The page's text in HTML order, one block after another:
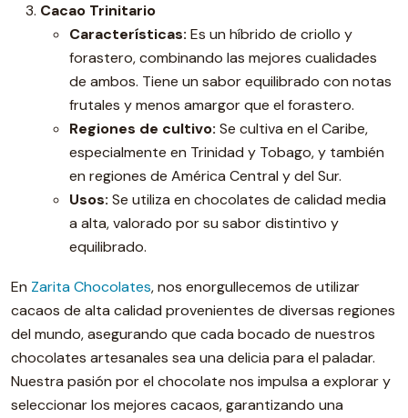
Cacao Trinitario
Características: Es un híbrido de criollo y
forastero, combinando las mejores cualidades
de ambos. Tiene un sabor equilibrado con notas
frutales y menos amargor que el forastero.
Regiones de cultivo: Se cultiva en el Caribe,
especialmente en Trinidad y Tobago, y también
en regiones de América Central y del Sur.
Usos: Se utiliza en chocolates de calidad media
a alta, valorado por su sabor distintivo y
equilibrado.
En Zarita Chocolates, nos enorgullecemos de utilizar
cacaos de alta calidad provenientes de diversas regiones
del mundo, asegurando que cada bocado de nuestros
chocolates artesanales sea una delicia para el paladar.
Nuestra pasión por el chocolate nos impulsa a explorar y
seleccionar los mejores cacaos, garantizando una